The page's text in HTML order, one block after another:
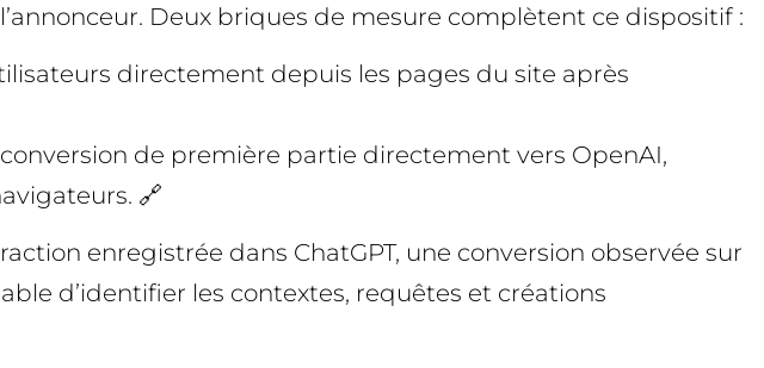
Deux briques de mesure complètent ce dispositif :
directement depuis les pages du site après
de première partie directement vers OpenAI,
🔗
enregistrée dans ChatGPT, une conversion observée sur
d’identifier les contextes, requêtes et créations